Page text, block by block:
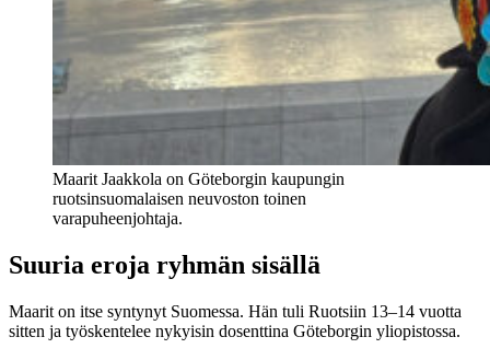
Maarit Jaakkola on Göteborgin kaupungin
ruotsinsuomalaisen neuvoston toinen
varapuheenjohtaja.
Suuria eroja ryhmän sisällä
Maarit on itse syntynyt Suomessa. Hän tuli Ruotsiin 13–14 vuotta
sitten ja työskentelee nykyisin dosenttina Göteborgin yliopistossa.